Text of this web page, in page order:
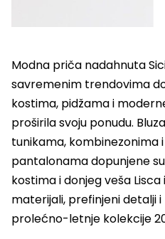
Modna priča nadahnuta
savremenim trendovima
kostima, pidžama i
proširila svoju ponudu.
tunikama, kombinezonima
pantalonama dopunjene
kostima i donjeg veša Lisca
materijali, prefinjeni detalji
prolećno-letnje kolekcije